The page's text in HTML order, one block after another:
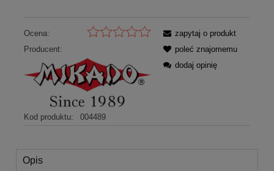
Ocena:
Producent:
Kod produktu: 004489
zapytaj o produkt
poleć znajomemu
dodaj opinię
Opis